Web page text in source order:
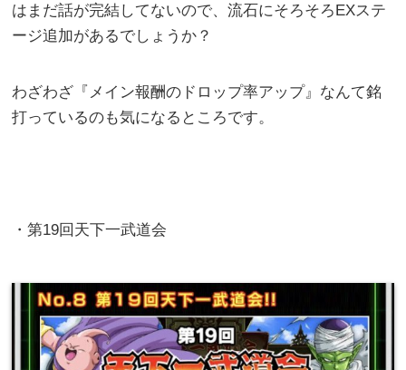
はまだ話が完結してないので、流石にそろそろEXステ
ージ追加があるでしょうか？
わざわざ『メイン報酬のドロップ率アップ』なんて銘
打っているのも気になるところです。
・第19回天下一武道会